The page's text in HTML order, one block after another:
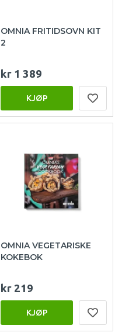
OMNIA FRITIDSOVN KIT
2
kr 1 389
KJØP
OMNIA VEGETARISKE
KOKEBOK
kr 219
KJØP